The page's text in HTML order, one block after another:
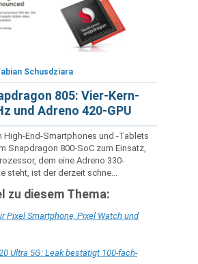
Schusdziara
805: Vier-Kern-
und Adreno 420-GPU
High-End-Smartphones und -Tablets
Snapdragon 800-SoC zum Einsatz,
dem eine Adreno 330-
steht, ist der derzeit schne...
zu diesem Thema:
Pixel Smartphone, Pixel Watch und
Ultra 5G: Leak bestätigt 100-fach-